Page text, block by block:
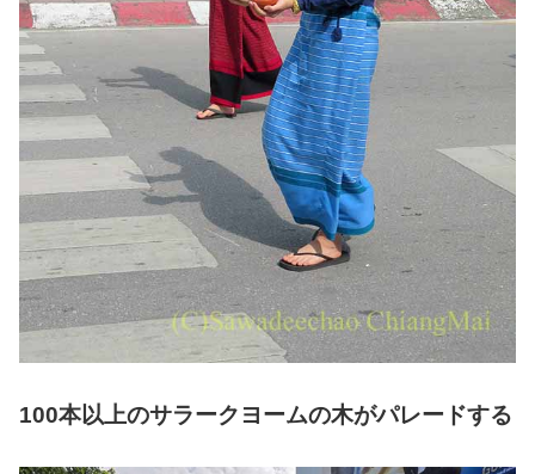
100本以上のサラークヨームの木がパレードする